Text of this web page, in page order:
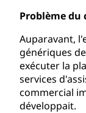
Problème du
Auparavant,
génériques
exécuter la
services
commercial
développait.